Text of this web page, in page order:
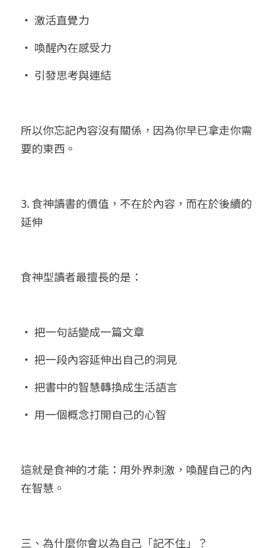
• 激活直覺力
• 喚醒內在感受力
• 引發思考與連結
所以你忘記內容沒有關係，因為你早已拿走你需
要的東西。
3. 食神讀書的價值，不在於內容，而在於後續的
延伸
食神型讀者最擅長的是：
• 把一句話變成一篇文章
• 把一段內容延伸出自己的洞見
• 把書中的智慧轉換成生活語言
• 用一個概念打開自己的心智
這就是食神的才能：用外界刺激，喚醒自己的內
在智慧。
三、為什麼你會以為自己「記不住」？